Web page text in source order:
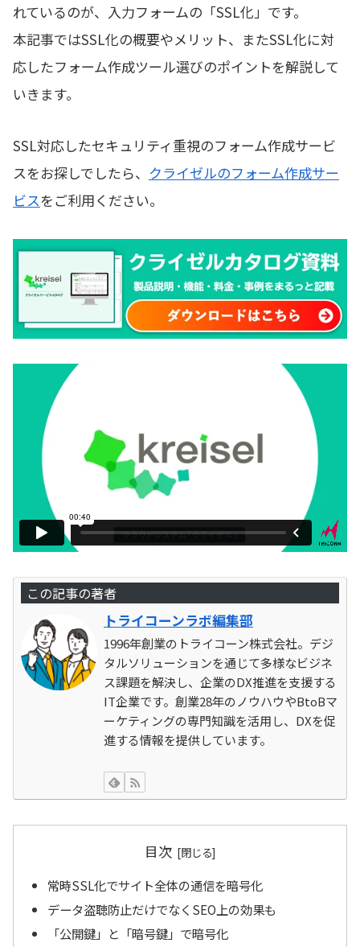
れているのが、入力フォームの「SSL化」です。
本記事ではSSL化の概要やメリット、またSSL化に対
応したフォーム作成ツール選びのポイントを解説して
いきます。
SSL対応したセキュリティ重視のフォーム作成サービ
スをお探しでしたら、 クライゼルのフォーム作成サー
ビスをご利用ください。
この記事の著者
トライコーンラボ編集部
1996年創業のトライコーン株式会社。デジ
タルソリューションを通じて多様なビジネ
ス課題を解決し、企業のDX推進を支援する
IT企業です。創業28年のノウハウやBtoBマ
ーケティングの専門知識を活用し、DXを促
進する情報を提供しています。
目次
常時SSL化でサイト全体の通信を暗号化
データ盗聴防止だけでなくSEO上の効果も
「公開鍵」と「暗号鍵」で暗号化